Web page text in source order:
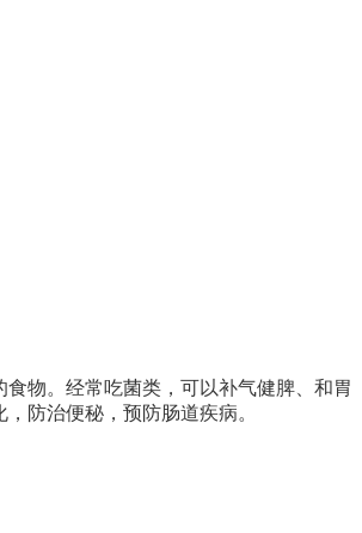
物。经常吃菌类，可以补气健脾、和胃
防治便秘，预防肠道疾病。